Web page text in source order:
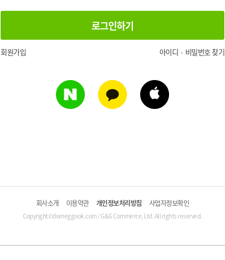
회원가입 아이디 · 비밀번호 찾기
회사소개 이용약관 개인정보처리방침 사업자정보확인
Copyright©domeggook.com / G&G Commerce, Ltd. All rights reserved.